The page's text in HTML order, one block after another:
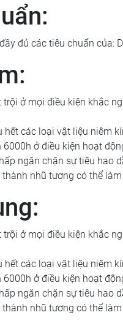
đủ các tiêu chuẩn của:
ở mọi điều kiện khắc
hết các loại vật liệu niêm
6000h ở điều kiện hoạt
ngăn chặn sự tiêu hao
nhũ tương có thể
ở mọi điều kiện khắc
hết các loại vật liệu niêm
6000h ở điều kiện hoạt
ngăn chặn sự tiêu hao
nhũ tương có thể